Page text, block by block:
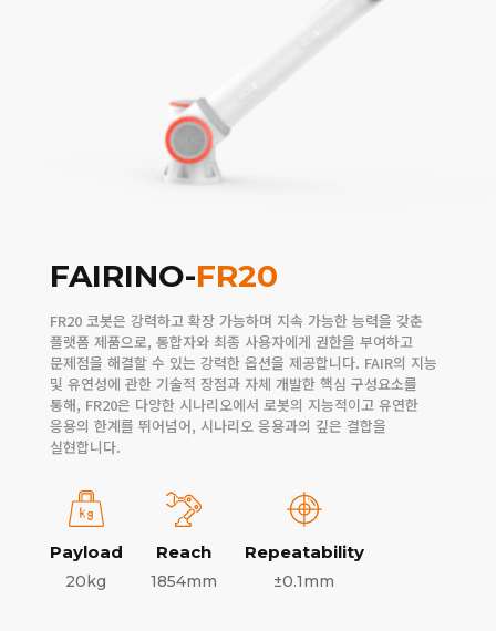
FAIRINO-FR20
FR20 코봇은 강력하고 확장 가능하며 지속 가능한 능력을 갖춘
플랫폼 제품으로, 통합자와 최종 사용자에게 권한을 부여하고
문제점을 해결할 수 있는 강력한 옵션을 제공합니다. FAIR의 지능
및 유연성에 관한 기술적 장점과 자체 개발한 핵심 구성요소를
통해, FR20은 다양한 시나리오에서 로봇의 지능적이고 유연한
응용의 한계를 뛰어넘어, 시나리오 응용과의 깊은 결합을
실현합니다.
Payload
20kg
Reach
1854mm
Repeatability
±0.1mm